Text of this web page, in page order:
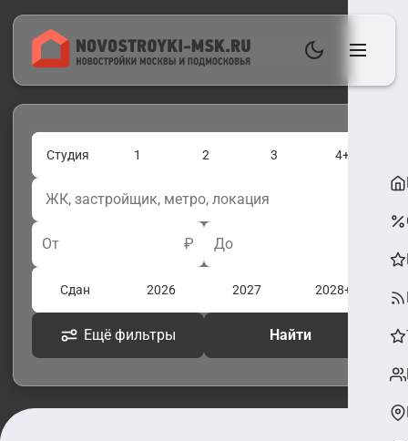
Студия 1 2 3 4+
От ₽ До
Сдан 2026 2027 2028+
Ещё фильтры Найти